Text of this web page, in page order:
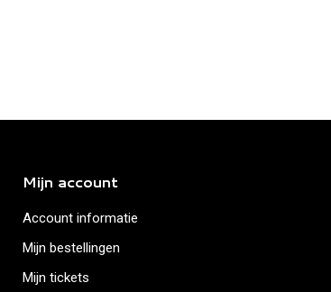
Mijn account
Account informatie
Mijn bestellingen
Mijn tickets